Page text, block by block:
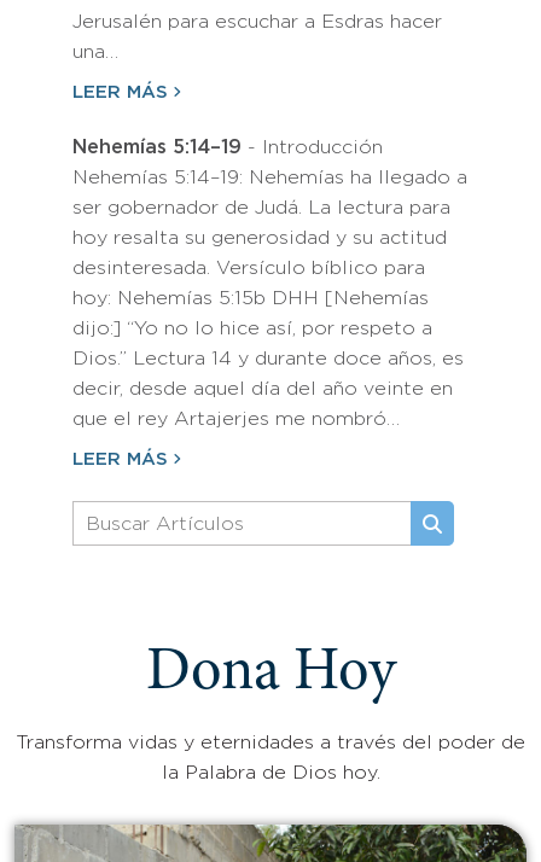
Jerusalén para escuchar a Esdras hacer
una…
LEER MÁS
Nehemías 5:14–19 - Introducción
Nehemías 5:14–19: Nehemías ha llegado a
ser gobernador de Judá. La lectura para
hoy resalta su generosidad y su actitud
desinteresada. Versículo bíblico para
hoy: Nehemías 5:15b DHH [Nehemías
dijo:] “Yo no lo hice así, por respeto a
Dios.” Lectura 14 y durante doce años, es
decir, desde aquel día del año veinte en
que el rey Artajerjes me nombró…
LEER MÁS
Dona Hoy
Transforma vidas y eternidades a través del poder de
la Palabra de Dios hoy.